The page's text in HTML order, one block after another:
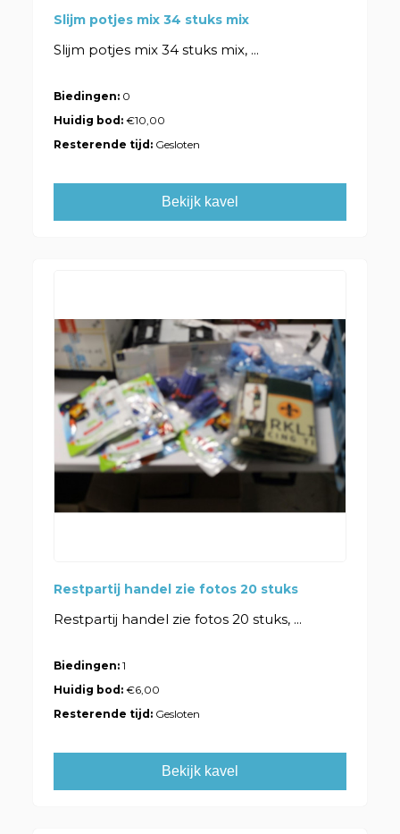
Slijm potjes mix 34 stuks mix
Slijm potjes mix 34 stuks mix, ...
Biedingen: 0
Huidig bod:€10,00
Resterende tijd: Gesloten
Bekijk kavel
Restpartij handel zie fotos 20 stuks
Restpartij handel zie fotos 20 stuks, ...
Biedingen: 1
Huidig bod:€6,00
Resterende tijd: Gesloten
Bekijk kavel